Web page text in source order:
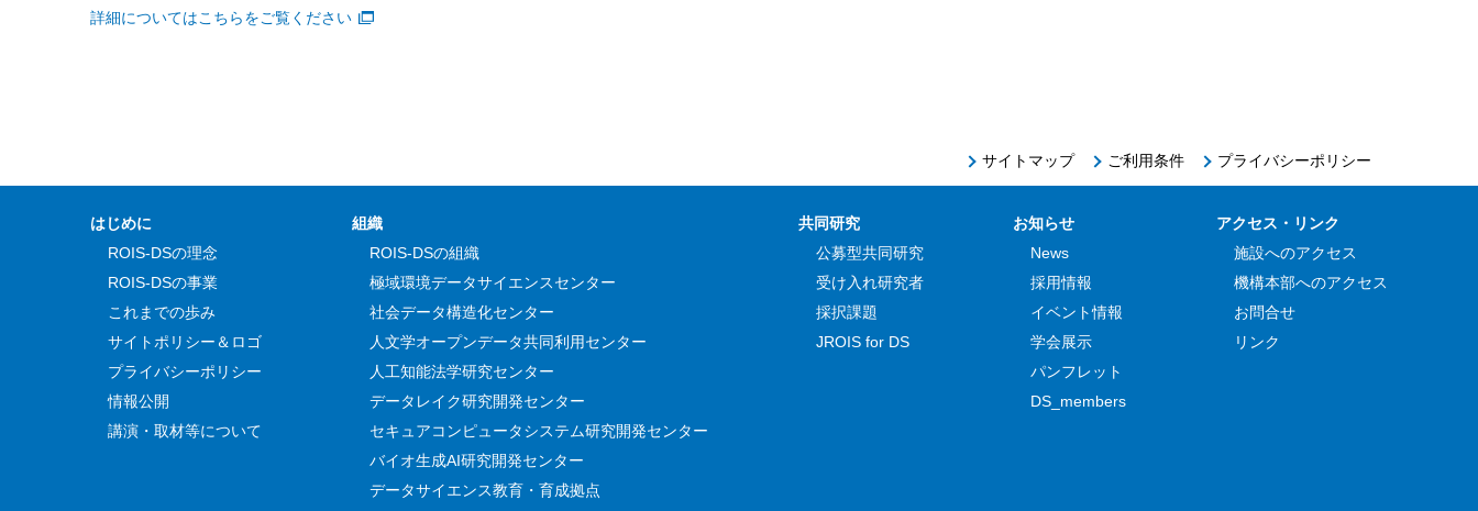
詳細についてはこちらをご覧ください
サイトマップ ご利用条件 プライバシーポリシー
はじめに
ROIS-DSの理念
ROIS-DSの事業
これまでの歩み
サイトポリシー＆ロゴ
プライバシーポリシー
情報公開
講演・取材等について
組織
ROIS-DSの組織
極域環境データサイエンスセンター
社会データ構造化センター
人文学オープンデータ共同利用センター
人工知能法学研究センター
データレイク研究開発センター
セキュアコンピュータシステム研究開発センター
バイオ生成AI研究開発センター
データサイエンス教育・育成拠点
共同研究
公募型共同研究
受け入れ研究者
採択課題
JROIS for DS
お知らせ
News
採用情報
イベント情報
学会展示
パンフレット
DS_members
アクセス・リンク
施設へのアクセス
機構本部へのアクセス
お問合せ
リンク